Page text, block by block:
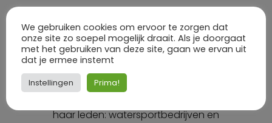
haar leden: watersportbedrijven en
We gebruiken cookies om ervoor te zorgen dat
onze site zo soepel mogelijk draait. Als je doorgaat
met het gebruiken van deze site, gaan we ervan uit
dat je ermee instemt
Instellingen Prima!